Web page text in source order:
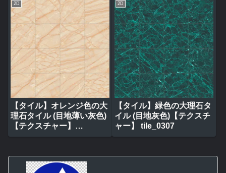
2D
【タイル】オレンジ色の大
理石タイル (目地薄い灰色)
【テクスチャー】
tile_0317
2D
【タイル】緑色の大理石タ
イル (目地灰色)【テクスチ
ャー】 tile_0307